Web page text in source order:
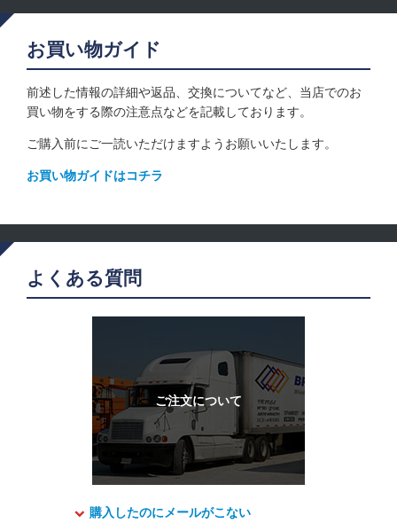
お買い物ガイド
前述した情報の詳細や返品、交換についてなど、当店でのお
買い物をする際の注意点などを記載しております。
ご購入前にご一読いただけますようお願いいたします。
お買い物ガイドはコチラ
よくある質問
購入したのにメールがこない